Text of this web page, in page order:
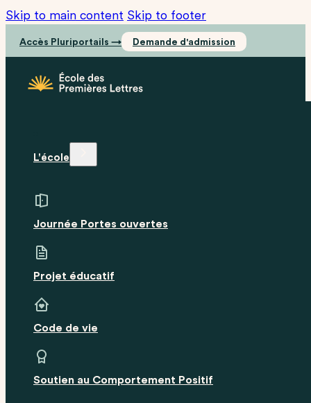
Skip to main content Skip to footer
Accès Pluriportails → Demande d'admission
L'école
Journée Portes ouvertes
Projet éducatif
Code de vie
Soutien au Comportement Positif